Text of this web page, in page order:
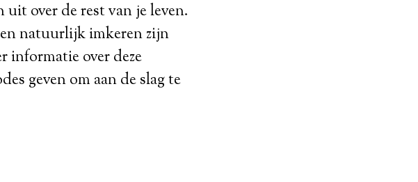
over de rest van je leven.
natuurlijk imkeren zijn
over deze
geven om aan de slag te